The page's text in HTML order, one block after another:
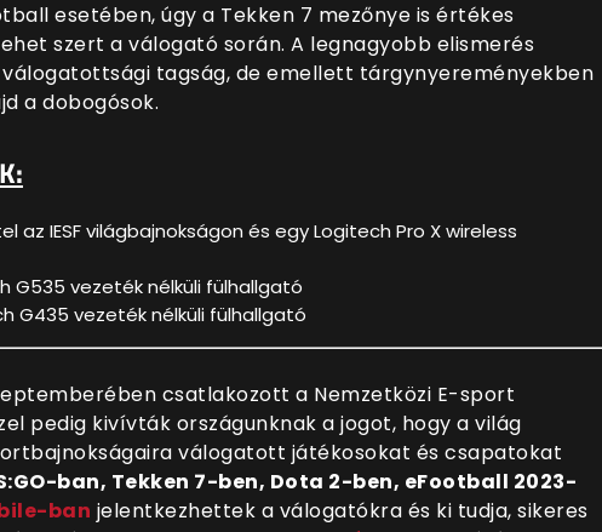
esetében, úgy a Tekken 7 mezőnye is értékes
szert a válogató során. A legnagyobb elismerés
tagság, de emellett tárgynyereményekben
a dobogósok.
az IESF világbajnokságon és egy Logitech Pro X wireless
G535 vezeték nélküli fülhallgató
G435 vezeték nélküli fülhallgató
csatlakozott a Nemzetközi E-sport
pedig kivívták országunknak a jogot, hogy a világ
válogatott játékosokat és csapatokat
ban, Tekken 7-ben, Dota 2-ben, eFootball 2023-
ban jelentkezhettek a válogatókra és ki tudja, sikeres